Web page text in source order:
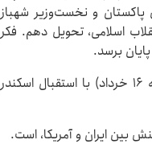
پاکستان و نخست‌وزیر شهباز
اسلامی، تحویل دهم. فکر
برسد.
بر اساس این گزارش، سید محسن نقوی، وزیر کشور پاکستان، امشب ( شنبه ۱۶ خرداد) با استقبال اسکندر
بین ایران و آمریکا، است.